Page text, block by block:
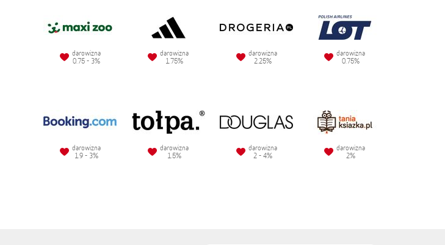
darowizna
0.75 - 3%
darowizna
1.75%
darowizna
2.25%
darowizna
0.75%
darowizna
1.9 - 3%
darowizna
1.5%
darowizna
2 - 4%
darowizna
2%